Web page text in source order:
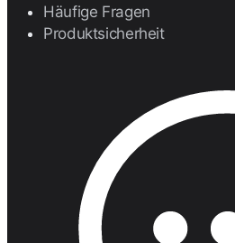
Häufige Fragen
Produktsicherheit